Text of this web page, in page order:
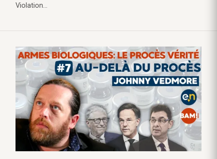
Violation…